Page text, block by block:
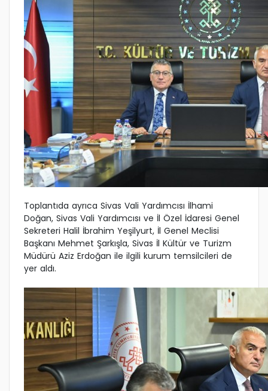
Toplantıda ayrıca Sivas Vali Yardımcısı İlhami
Doğan, Sivas Vali Yardımcısı ve İl Özel İdaresi Genel
Sekreteri Halil İbrahim Yeşilyurt, İl Genel Meclisi
Başkanı Mehmet Şarkışla, Sivas İl Kültür ve Turizm
Müdürü Aziz Erdoğan ile ilgili kurum temsilcileri de
yer aldı.